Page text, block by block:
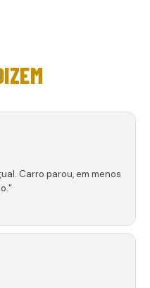
Carro parou, em menos